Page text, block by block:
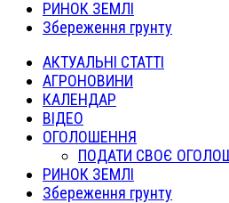
РИНОК ЗЕМЛІ
Збереження грунту
АКТУАЛЬНІ СТАТТІ
АГРОНОВИНИ
КАЛЕНДАР
ВІДЕО
ОГОЛОШЕННЯ
ПОДАТИ СВОЄ
РИНОК ЗЕМЛІ
Збереження грунту